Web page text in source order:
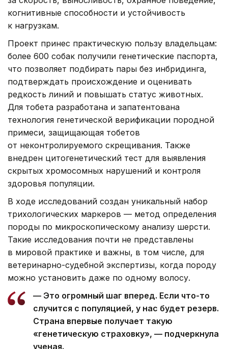
когнитивные способности и устойчивость
к нагрузкам.
Проект принес практическую пользу владельцам:
более 600 собак получили генетические паспорта,
что позволяет подбирать пары без инбридинга,
подтверждать происхождение и оценивать
редкость линий и повышать статус животных.
Для тобета разработана и запатентована
технология генетической верификации породной
примеси, защищающая тобетов
от неконтролируемого скрещивания. Также
внедрен цитогенетический тест для выявления
скрытых хромосомных нарушений и контроля
здоровья популяции.
В ходе исследований создан уникальный набор
трихологических маркеров — метод определения
породы по микроскопическому анализу шерсти.
Такие исследования почти не представлены
в мировой практике и важны, в том числе, для
ветеринарно-судебной экспертизы, когда породу
можно установить даже по одному волосу.
— Это огромный шаг вперед. Если что-то
случится с популяцией, у нас будет резерв.
Страна впервые получает такую
«генетическую страховку», — подчеркнула
ученая.